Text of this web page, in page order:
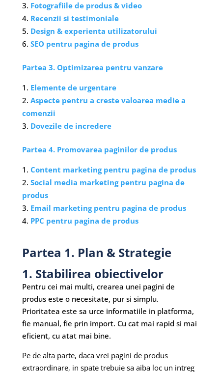
Fotografiile de produs & video
Recenzii si testimoniale
Design & experienta utilizatorului
SEO pentru pagina de produs
Partea 3. Optimizarea pentru vanzare
Elemente de urgentare
Aspecte pentru a creste valoarea medie a
comenzii
Dovezile de incredere
Partea 4. Promovarea paginilor de produs
Content marketing pentru pagina de produs
Social media marketing pentru pagina de
produs
Email marketing pentru pagina de produs
PPC pentru pagina de produs
Partea 1. Plan & Strategie
1. Stabilirea obiectivelor
Pentru cei mai multi, crearea unei pagini de
produs este o necesitate, pur si simplu.
Prioritatea este sa urce informatiile in platforma,
fie manual, fie prin import. Cu cat mai rapid si mai
eficient, cu atat mai bine.
Pe de alta parte, daca vrei pagini de produs
extraordinare, in spate trebuie sa aiba loc un intreg